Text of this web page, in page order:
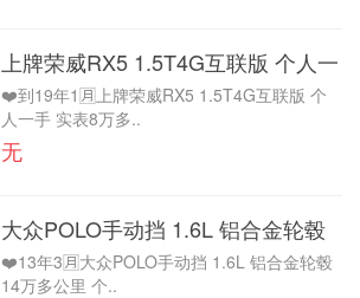
上牌荣威RX5 1.5T4G互联版 个人一
手 实表8万多公里
❤️到19年1🈷️上牌荣威RX5 1.5T4G互联版 个
人一手 实表8万多..
无
大众POLO手动挡 1.6L 铝合金轮毂
14万多公里
❤️13年3🈷️大众POLO手动挡 1.6L 铝合金轮毂
14万多公里 个..